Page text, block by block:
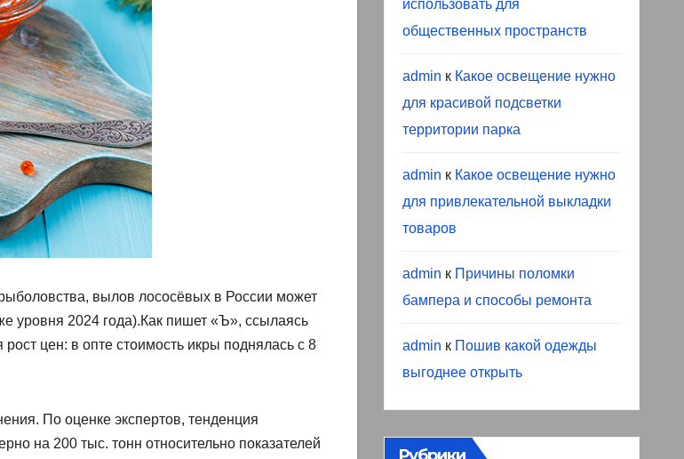
вылов лососёвых в России может
уровня 2024 года).Как пишет «Ъ», ссылаясь
цен: в опте стоимость икры поднялась с 8
По оценке экспертов, тенденция
на 200 тыс. тонн относительно показателей
использовать для
общественных пространств
admin к Какое освещение нужно
для красивой подсветки
территории парка
admin к Какое освещение нужно
для привлекательной выкладки
товаров
admin к Причины поломки
бампера и способы ремонта
admin к Пошив какой одежды
выгоднее открыть